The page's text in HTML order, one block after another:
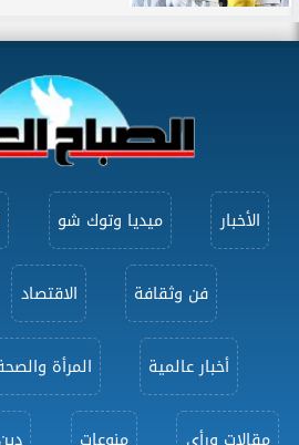
الأخبار ميديا وتوك شو
فن وثقافة الاقتصاد
أخبار عالمية المرأة